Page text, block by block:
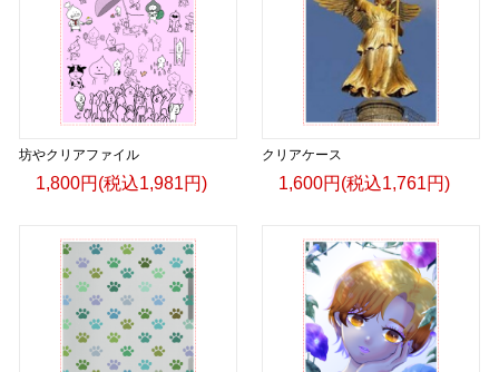
坊やクリアファイル
1,800円(税込1,981円)
クリアケース
1,600円(税込1,761円)